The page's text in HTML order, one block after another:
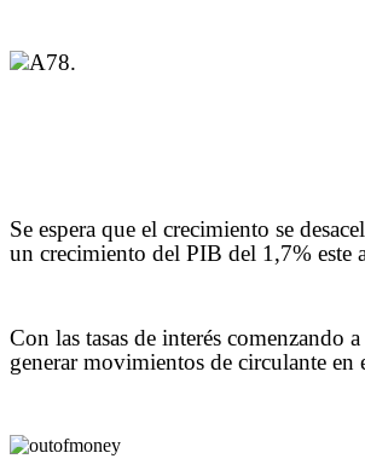
.
Se espera que el crecimiento se
un crecimiento del PIB del 1,7% este
Con las tasas de interés comenzando
generar movimientos de circulante en